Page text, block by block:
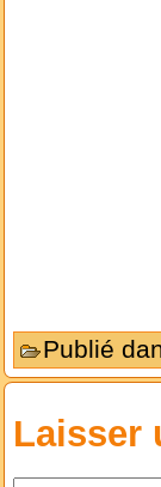
Publié
Laisser